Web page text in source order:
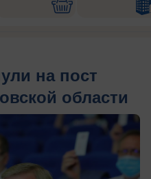
на пост
области